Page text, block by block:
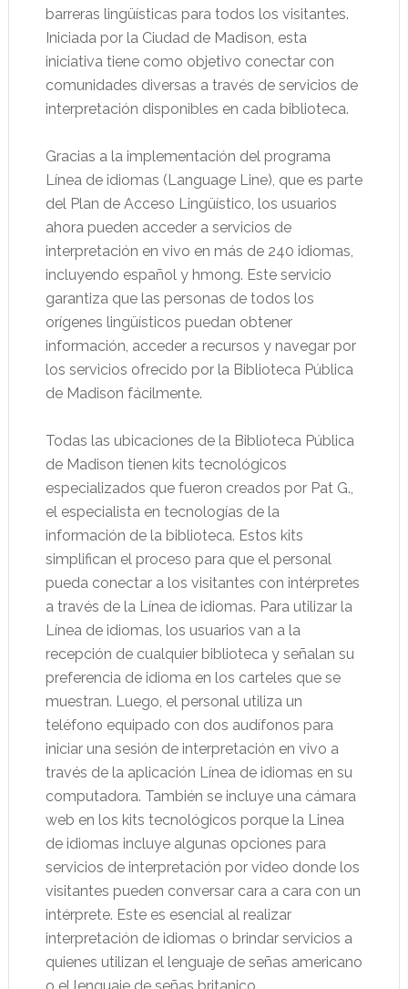
barreras lingüísticas para todos los visitantes.
Iniciada por la Ciudad de Madison, esta
iniciativa tiene como objetivo conectar con
comunidades diversas a través de servicios de
interpretación disponibles en cada biblioteca.
Gracias a la implementación del programa
Línea de idiomas (Language Line), que es parte
del Plan de Acceso Lingüístico, los usuarios
ahora pueden acceder a servicios de
interpretación en vivo en más de 240 idiomas,
incluyendo español y hmong. Este servicio
garantiza que las personas de todos los
orígenes lingüísticos puedan obtener
información, acceder a recursos y navegar por
los servicios ofrecido por la Biblioteca Pública
de Madison fácilmente.
Todas las ubicaciones de la Biblioteca Pública
de Madison tienen kits tecnológicos
especializados que fueron creados por Pat G.,
el especialista en tecnologías de la
información de la biblioteca. Estos kits
simplifican el proceso para que el personal
pueda conectar a los visitantes con intérpretes
a través de la Línea de idiomas. Para utilizar la
Línea de idiomas, los usuarios van a la
recepción de cualquier biblioteca y señalan su
preferencia de idioma en los carteles que se
muestran. Luego, el personal utiliza un
teléfono equipado con dos audífonos para
iniciar una sesión de interpretación en vivo a
través de la aplicación Línea de idiomas en su
computadora. También se incluye una cámara
web en los kits tecnológicos porque la Linea
de idiomas incluye algunas opciones para
servicios de interpretación por video donde los
visitantes pueden conversar cara a cara con un
intérprete. Este es esencial al realizar
interpretación de idiomas o brindar servicios a
quienes utilizan el lenguaje de señas americano